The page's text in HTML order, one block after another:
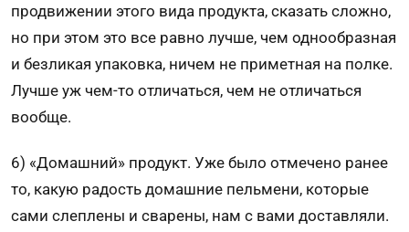
продвижении этого вида продукта, сказать сложно,
но при этом это все равно лучше, чем однообразная
и безликая упаковка, ничем не приметная на полке.
Лучше уж чем-то отли­чаться, чем не отличаться
вообще.
6) «Домашний» продукт. Уже было отмечено ранее
то, какую радость домашние пельмени, которые
сами слеплены и сварены, нам с вами доставляли.